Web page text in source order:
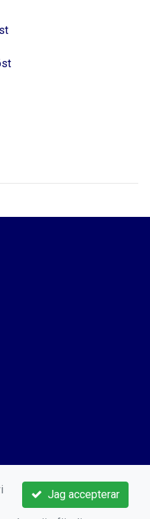
Jag accepterar